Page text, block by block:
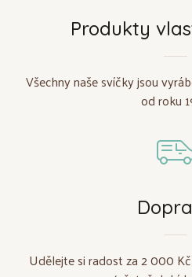
Produkty
Všechny naše svíčky jsou
od roku
Udělejte si radost za 2 000